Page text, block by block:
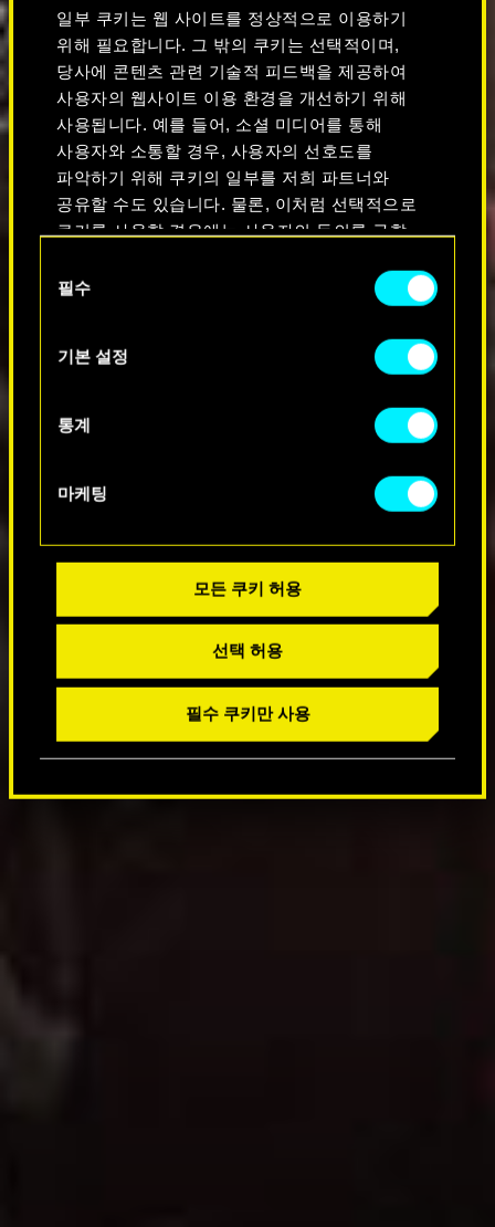
일부 쿠키는 웹 사이트를 정상적으로 이용하기
위해 필요합니다. 그 밖의 쿠키는 선택적이며,
당사에 콘텐츠 관련 기술적 피드백을 제공하여
사용자의 웹사이트 이용 환경을 개선하기 위해
사용됩니다. 예를 들어, 소셜 미디어를 통해
사용자와 소통할 경우, 사용자의 선호도를
파악하기 위해 쿠키의 일부를 저희 파트너와
공유할 수도 있습니다. 물론, 이처럼 선택적으로
쿠키를 사용할 경우에는 사용자의 동의를 구할
쿠키 사용에 관한 세부 사항이나 관련 설정은
아래의 "Settings" 메뉴에서 확인할 수 있습니다.
선택
필수
기본 설정
통계
마케팅
모든 쿠키 허용
선택 허용
필수 쿠키만 사용